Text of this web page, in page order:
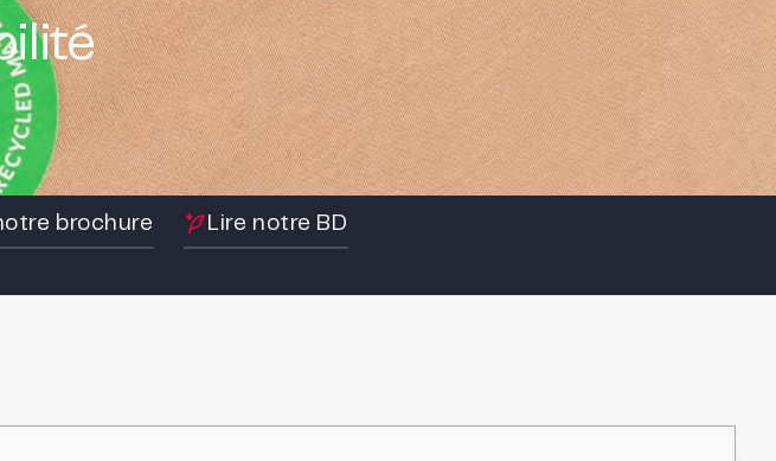
brochure Lire notre BD